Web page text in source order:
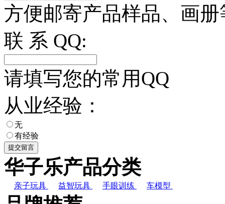
方便邮寄产品样品、画
联 系 QQ:
请填写您的常用QQ
从业经验：
无
有经验
华子乐产品分类
亲子玩具 益智玩具 手眼训练 车模型